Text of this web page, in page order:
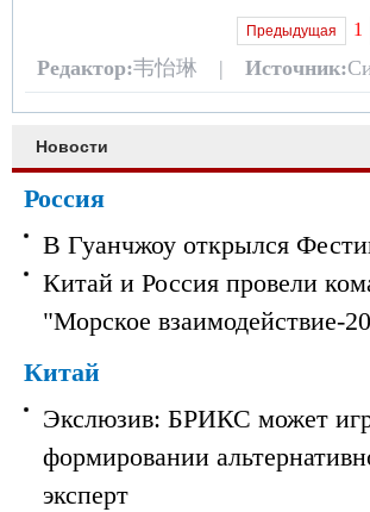
Предыдущая 1
Редактор:韦怡琳 | Источник:
Новости
Россия
В Гуанчжоу открылся
Китай и Россия провели
"Морское взаимодействие-
Китай
Экслюзив: БРИКС может
формировании
эксперт